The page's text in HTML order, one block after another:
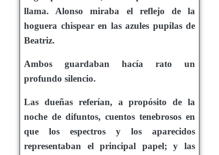
llama. Alonso miraba el reflejo de la
hoguera chispear en las azules pupilas de
Beatriz.
Ambos guardaban hacía rato un
profundo silencio.
Las dueñas referían, a propósito de la
noche de difuntos, cuentos tenebrosos en
que los espectros y los aparecidos
representaban el principal papel; y las